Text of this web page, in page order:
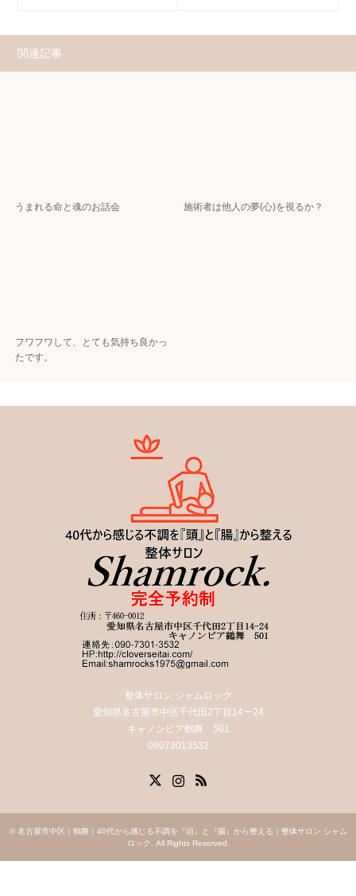
関連記事
うまれる命と魂のお話会 施術者は他人の夢(心)を視るか？
フワフワして、とても気持ち良かっ
たです。
整体サロン シャムロック
愛知県名古屋市中区千代田2丁目14ー24
キャノンピア鶴舞 501
09073013532
© 名古屋市中区｜鶴舞｜40代から感じる不調を『頭』と『腸』から整える｜整体サロン シャム
ロック . All Rights Reserved.